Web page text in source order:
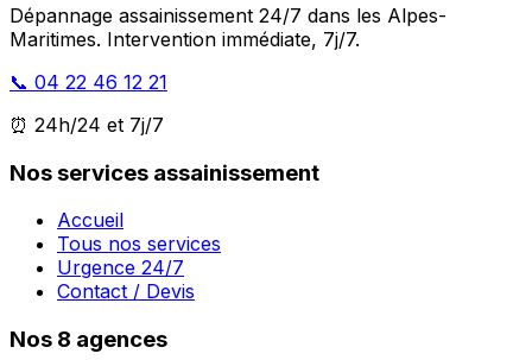
Dépannage assainissement 24/7 dans les Alpes-
Maritimes. Intervention immédiate, 7j/7.
📞 04 22 46 12 21
⏰ 24h/24 et 7j/7
Nos services assainissement
Accueil
Tous nos services
Urgence 24/7
Contact / Devis
Nos 8 agences